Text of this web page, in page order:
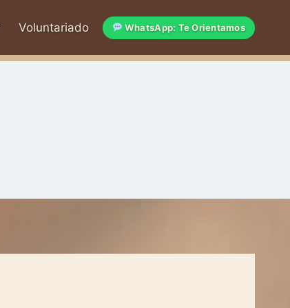
Voluntariado WhatsApp: Te Orientamos